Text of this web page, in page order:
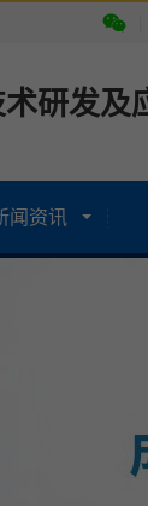
研发及
闻资讯